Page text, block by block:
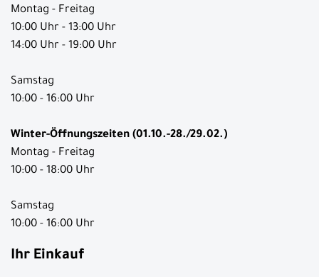
Montag - Freitag
10:00 Uhr - 13:00 Uhr
14:00 Uhr - 19:00 Uhr
Samstag
10:00 - 16:00 Uhr
Winter-Öffnungszeiten (01.10.-28./29.02.)
Montag - Freitag
10:00 - 18:00 Uhr
Samstag
10:00 - 16:00 Uhr
Ihr Einkauf